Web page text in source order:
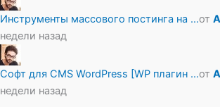
Инструменты массового постинга на …от
недели назад
Софт для CMS WordPress [WP плагин …от
недели назад